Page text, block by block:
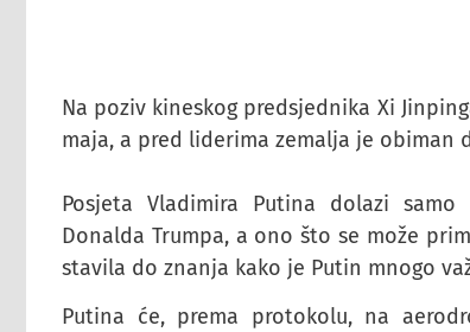
Na poziv kineskog predsjednika Xi
maja, a pred liderima zemalja je obiman
Posjeta Vladimira Putina dolazi
Donalda Trumpa, a ono što se može
stavila do znanja kako je Putin mnogo
Putina će, prema protokolu, na